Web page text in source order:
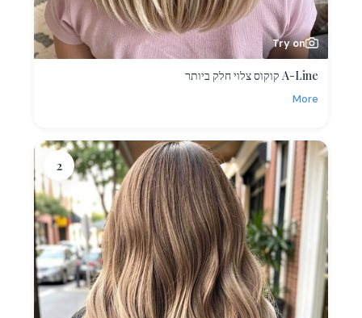
Try on
A-Line קוקוס צלוי חלק ביותר
More
2